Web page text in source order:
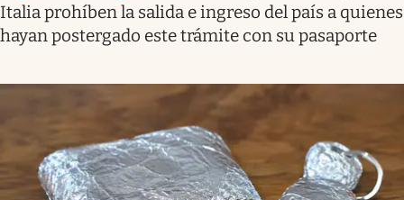
Italia prohíben la salida e ingreso del país a quienes
hayan postergado este trámite con su pasaporte